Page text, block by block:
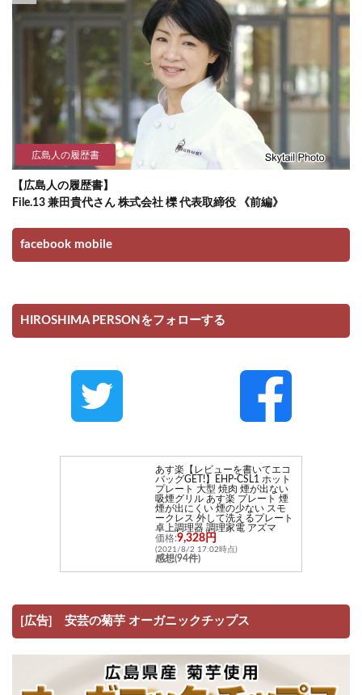
広島人の履歴書
【広島人の履歴書】
File.13 兼田貴代さん 株式会社 櫟 代表取締役 《前編》
facebook mobile
HIROSHIMA PERSONをフォローする
あす楽【レビューを書いてエコ
バッグGET!】EHP-CSL1 ホット
プレート 大型 焼肉 煙が出ない
吸煙グリル あす楽 プレート 煙
煙が出にくい 煙の少ない スモ
ークレス 外して洗えるプレート
卓上調理器 調理家電 アズマ
価格:9,328円
(2021/8/2 17:02時点)
感想(94件)
[広告] 安芸の菊芋 オーガニックチップス